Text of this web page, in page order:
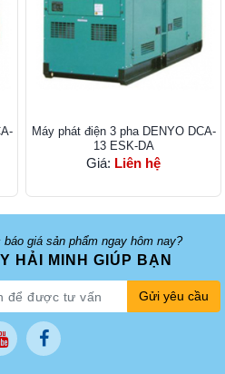
Máy phát điện 3 pha DENYO DCA-
13 ESK-DA
Giá: Liên hệ
giá sản phẩm ngay hôm nay?
HẢI MINH GIÚP BẠN
Gửi yêu cầu